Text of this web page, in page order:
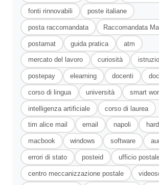
fonti rinnovabili poste italiane
posta raccomandata Raccomandata
postamat guida pratica atm
mercato del lavoro curiosità
postepay elearning docenti
corso di lingua università smart
intelligenza artificiale corso di laurea
tim alice mail email napoli
macbook windows software
errori di stato posteid ufficio
centro meccanizzazione postale